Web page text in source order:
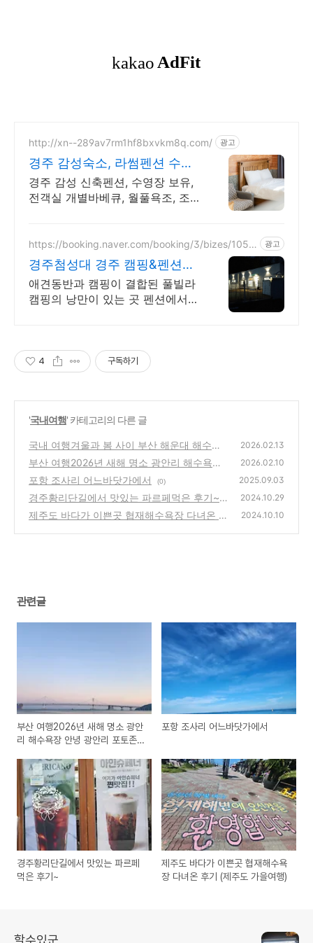
http://xn--289av7rm1hf8bxvkm8q.com/ 광고
경주 감성숙소, 라썸펜션 수영
장 바베큐 스파펜션
경주 감성 신축펜션, 수영장 보유,
전객실 개별바베큐, 월풀욕조, 조
https://booking.naver.com/booking/3/bizes/1050
광고
경주첨성대 경주 캠핑&펜션의
핫플
애견동반과 캠핑이 결합된 풀빌라
캠핑의 낭만이 있는 곳 펜션에서
4 구독하기
'국내여행' 카테고리의 다른 글
국내 여행겨울과 봄 사이 부산 해운대 해수욕
장
(0)
2026.02.13
부산 여행2026년 새해 명소 광안리 해수욕장
안녕 광안리 포토존 빛의 터널 후기
2026.02.10
포항 조사리 어느바닷가에서 (0) 2025.09.03
경주황리단길에서 맛있는 파르페먹은 후기~
(1)
2024.10.29
제주도 바다가 이쁜곳 협재해수욕장 다녀온 후
2024.10.10
관련글
부산 여행2026년 새해 명소 광안
리 해수욕장 안녕 광안리 포토존
포항 조사리 어느바닷가에서
경주황리단길에서 맛있는 파르페
먹은 후기~
제주도 바다가 이쁜곳 협재해수욕
장 다녀온 후기 (제주도 가을여행)